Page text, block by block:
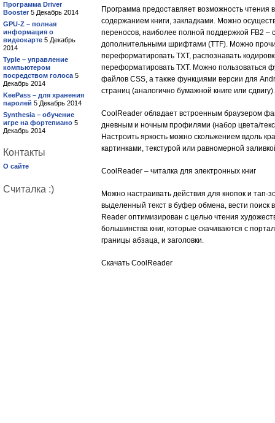
Программа Driver
Booster 5 Декабрь 2014
GPU-Z – полная
информация о
видеокарте 5 Декабрь
2014
Typle – управление
компьютером
посредством голоса 5
Декабрь 2014
KeePass – для хранения
паролей 5 Декабрь 2014
Synthesia – обучение
игре на фортепиано 5
Декабрь 2014
Контакты
О сайте
Считалка :)
Программа предоставляет возможность чтения
содержанием книги, закладками. Можно
переносов, наиболее полной поддержкой FB2 –
дополнительными шрифтами (TTF). Можно
переформатировать TXT, распознавать
переформатировать TXT. Можно пользоваться
файлов CSS, а также функциями версии для
страниц (аналогично бумажной книге или сдвигу).
CoolReader обладает встроенным браузером
дневным и ночным профилями (набор цвета/
Настроить яркость можно скольжением вдоль
картинками, текстурой или равномерной
CoolReader – читалка для электронных книг
Можно настраивать действия для кнопок и тап-
выделенный текст в буфер обмена, вести поиск
Reader оптимизирован с целью чтения
большинства книг, которые скачиваются с
границы абзаца, и заголовки.
Скачать CoolReader